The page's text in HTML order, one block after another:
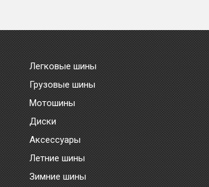
Легковые шины
Грузовые шины
Мотошины
Диски
Аксессуары
Летние шины
Зимние шины